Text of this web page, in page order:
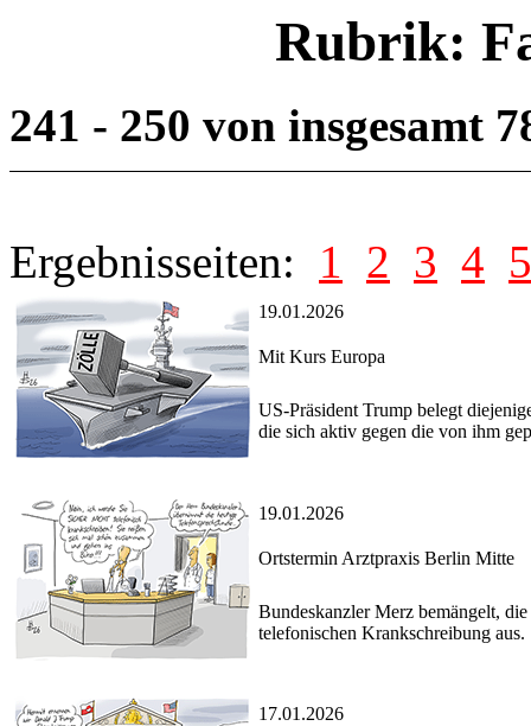
Rubrik:
241 - 250 von insgesamt
Ergebnisseiten: 1 2 3 4 5
19.01.2026
Mit Kurs Europa
US-Präsident Trump belegt
die sich aktiv gegen die von ihm
19.01.2026
Ortstermin Arztpraxis Berlin Mitte
Bundeskanzler Merz bemängelt,
telefonischen Krankschreibung aus.
17.01.2026